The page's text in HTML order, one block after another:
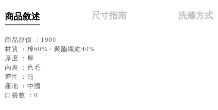
商品敘述 尺寸指南 洗滌方式
商品原價 ：1900
材質 ：棉60% / 聚酯纖維40%
厚度 ：厚
內裏 ：磨毛
彈性 ：無
產地 ：中國
口袋數 ：0